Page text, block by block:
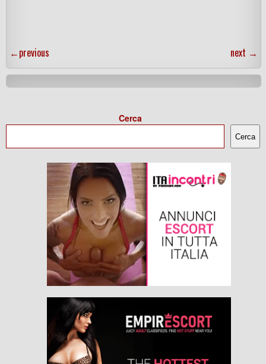
←previous next →
Cerca
Cerca